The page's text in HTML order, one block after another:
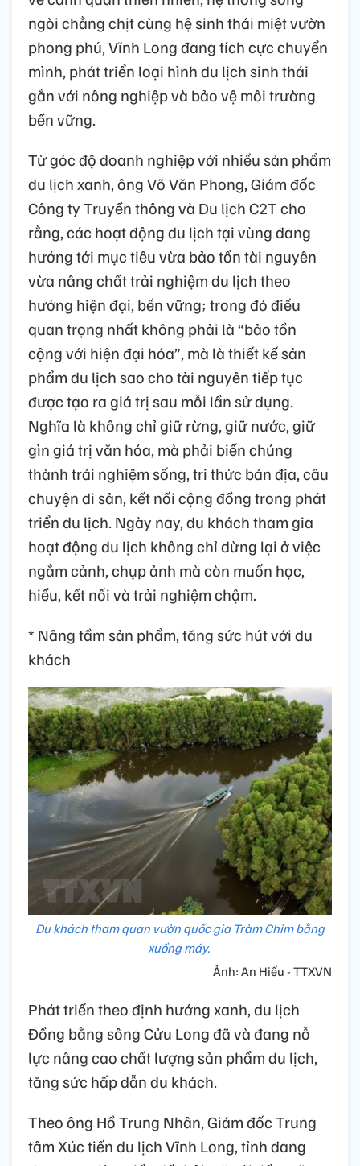
ngòi chằng chịt cùng hệ sinh thái miệt vườn
phong phú, Vĩnh Long đang tích cực chuyển
mình, phát triển loại hình du lịch sinh thái
gắn với nông nghiệp và bảo vệ môi trường
bền vững.
Từ góc độ doanh nghiệp với nhiều sản phẩm
du lịch xanh, ông Võ Văn Phong, Giám đốc
Công ty Truyền thông và Du lịch C2T cho
rằng, các hoạt động du lịch tại vùng đang
hướng tới mục tiêu vừa bảo tồn tài nguyên
vừa nâng chất trải nghiệm du lịch theo
hướng hiện đại, bền vững; trong đó điều
quan trọng nhất không phải là “bảo tồn
cộng với hiện đại hóa”, mà là thiết kế sản
phẩm du lịch sao cho tài nguyên tiếp tục
được tạo ra giá trị sau mỗi lần sử dụng.
Nghĩa là không chỉ giữ rừng, giữ nước, giữ
gìn giá trị văn hóa, mà phải biến chúng
thành trải nghiệm sống, tri thức bản địa, câu
chuyện di sản, kết nối cộng đồng trong phát
triển du lịch. Ngày nay, du khách tham gia
hoạt động du lịch không chỉ dừng lại ở việc
ngắm cảnh, chụp ảnh mà còn muốn học,
hiểu, kết nối và trải nghiệm chậm.
* Nâng tầm sản phẩm, tăng sức hút với du
khách
Du khách tham quan vườn quốc gia Tràm Chim bằng
xuồng máy.
Ảnh: An Hiếu - TTXVN
Phát triển theo định hướng xanh, du lịch
Đồng bằng sông Cửu Long đã và đang nỗ
lực nâng cao chất lượng sản phẩm du lịch,
tăng sức hấp dẫn du khách.
Theo ông Hồ Trung Nhân, Giám đốc Trung
tâm Xúc tiến du lịch Vĩnh Long, tỉnh đang